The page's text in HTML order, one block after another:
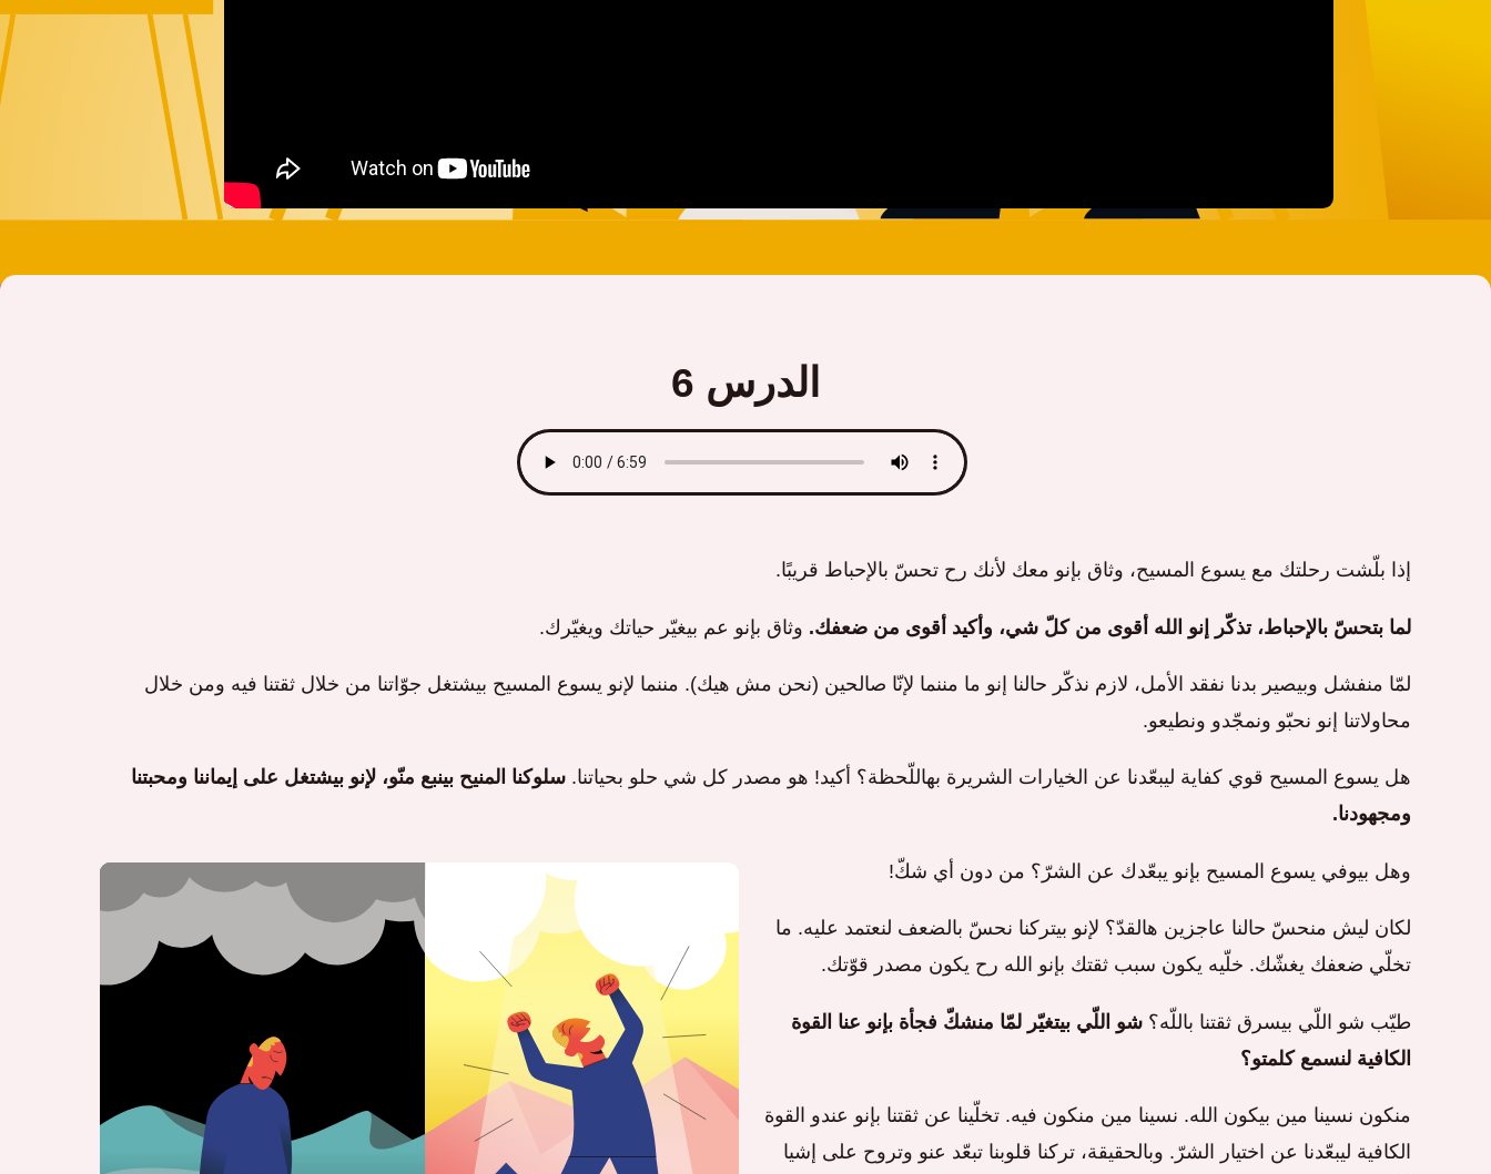
الدرس 6
إذا بلّشت رحلتك مع يسوع المسيح، وثاق بإنو معك لأنك رح تحسّ بالإحباط قريبًا.
لما بتحسّ بالإحباط، تذكّر إنو الله أقوى من كلّ شي، وأكيد أقوى من ضعفك. وثاق بإنو عم بيغيّر حياتك ويغيّرك.
لمّا منفشل وبيصير بدنا نفقد الأمل، لازم نذكّر حالنا إنو ما مننما لإنّا صالحين (نحن مش هيك). مننما لإنو يسوع المسيح بيشتغل جوّاتنا من خلال ثقتنا فيه ومن خلال
محاولاتنا إنو نحبّو ونمجّدو ونطيعو.
هل يسوع المسيح قوي كفاية ليبعّدنا عن الخيارات الشريرة بهاللّحظة؟ أكيد! هو مصدر كل شي حلو بحياتنا. سلوكنا المنيح بينبع منّو، لإنو بيشتغل على إيماننا ومحبتنا
ومجهودنا.
وهل بيوفي يسوع المسيح بإنو يبعّدك عن الشرّ؟ من دون أي شكّ!
لكان ليش منحسّ حالنا عاجزين هالقدّ؟ لإنو بيتركنا نحسّ بالضعف لنعتمد عليه. ما
تخلّي ضعفك يغشّك. خلّيه يكون سبب ثقتك بإنو الله رح يكون مصدر قوّتك.
طيّب شو اللّي بيسرق ثقتنا باللّه؟ شو اللّي بيتغيّر لمّا منشكّ فجأة بإنو عنا القوة
الكافية لنسمع كلمتو؟
منكون نسينا مين بيكون الله. نسينا مين منكون فيه. تخلّينا عن ثقتنا بإنو عندو القوة
الكافية ليبعّدنا عن اختيار الشرّ. وبالحقيقة، تركنا قلوبنا تبعّد عنو وتروح على إشيا